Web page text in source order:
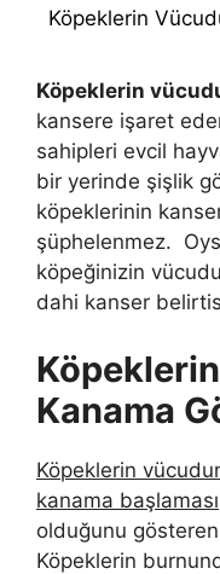
Köpeklerin
Köpeklerin
kansere işaret
sahipleri evcil
bir yerinde şişlik
köpeklerinin
şüphelenmez.
köpeğinizin
dahi kanser
Kanama
Köpeklerin
kanama başlaması
olduğunu
Köpeklerin